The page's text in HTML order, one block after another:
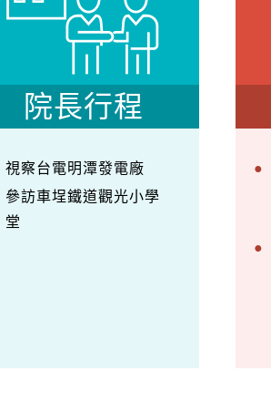
院長行程
視察台電明潭發電廠
參訪車埕鐵道觀光小學
堂